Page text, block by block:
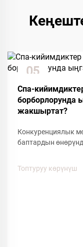
05
Спа-
борборлорунда
жакшыртат?
Конкуренциялык
баптардын
тийгизген
Топтуруу көрүнүш